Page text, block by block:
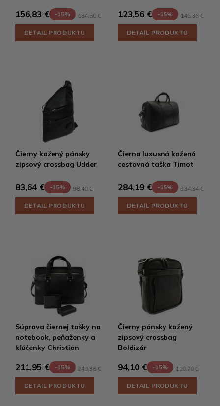
156,83 € -15% 184,50 €
DETAIL PRODUKTU
123,56 € -15% 145,36 €
DETAIL PRODUKTU
Čierny kožený pánsky
zipsový crossbag Udder
83,64 € -15% 98,40 €
DETAIL PRODUKTU
Čierna luxusná kožená
cestovná taška Timot
284,19 € -15% 334,34 €
DETAIL PRODUKTU
Súprava čiernej tašky na
notebook, peňaženky a
kľúčenky Christian
211,95 € -15% 249,36 €
DETAIL PRODUKTU
Čierny pánsky kožený
zipsový crossbag
Boldizár
94,10 € -15% 110,70 €
DETAIL PRODUKTU